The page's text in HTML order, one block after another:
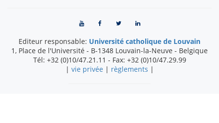
Editeur responsable: Université catholique de Louvain
1, Place de l'Université - B-1348 Louvain-la-Neuve - Belgique
Tél: +32 (0)10/47.21.11 - Fax: +32 (0)10/47.29.99
| vie privée | règlements |